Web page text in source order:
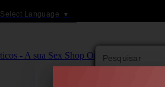
Select Language ▼